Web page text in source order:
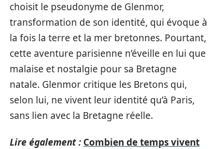
choisit le pseudonyme de Glenmor,
transformation de son identité, qui évoque à
la fois la terre et la mer bretonnes. Pourtant,
cette aventure parisienne n’éveille en lui que
malaise et nostalgie pour sa Bretagne
natale. Glenmor critique les Bretons qui,
selon lui, ne vivent leur identité qu’à Paris,
sans lien avec la Bretagne réelle.
Lire également : Combien de temps vivent